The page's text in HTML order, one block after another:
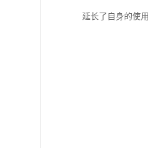
延长了自身的使